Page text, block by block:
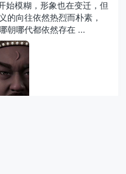
始模糊，形象也在变迁，但
的向往依然热烈而朴素，
朝哪代都依然存在 ...